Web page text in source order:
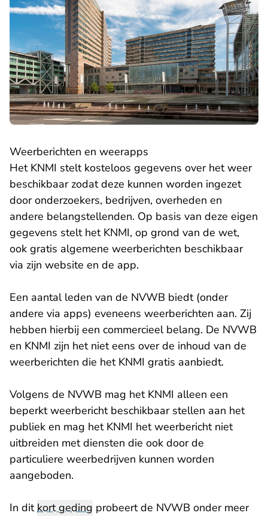
Weerberichten en weerapps
Het KNMI stelt kosteloos gegevens over het weer
beschikbaar zodat deze kunnen worden ingezet
door onderzoekers, bedrijven, overheden en
andere belangstellenden. Op basis van deze eigen
gegevens stelt het KNMI, op grond van de wet,
ook gratis algemene weerberichten beschikbaar
via zijn website en de app.
Een aantal leden van de NVWB biedt (onder
andere via apps) eveneens weerberichten aan. Zij
hebben hierbij een commercieel belang. De NVWB
en KNMI zijn het niet eens over de inhoud van de
weerberichten die het KNMI gratis aanbiedt.
Volgens de NVWB mag het KNMI alleen een
beperkt weerbericht beschikbaar stellen aan het
publiek en mag het KNMI het weerbericht niet
uitbreiden met diensten die ook door de
particuliere weerbedrijven kunnen worden
aangeboden.
In ditkort geding probeert de NVWB onder meer